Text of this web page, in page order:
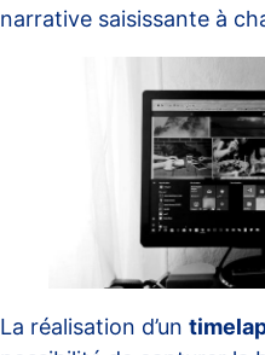
narrative saisissante à
La réalisation d’un